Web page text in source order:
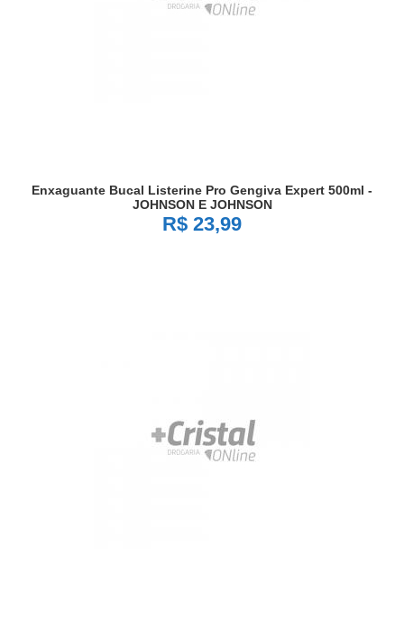
Enxaguante Bucal Listerine Pro Gengiva Expert 500ml -
JOHNSON E JOHNSON
R$ 23,99